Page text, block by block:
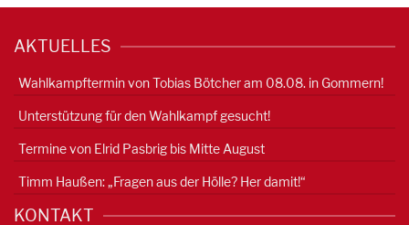
AKTUELLES
Wahlkampftermin von Tobias Bötcher am 08.08. in Gommern!
Unterstützung für den Wahlkampf gesucht!
Termine von Elrid Pasbrig bis Mitte August
Timm Haußen: „Fragen aus der Hölle? Her damit!“
KONTAKT